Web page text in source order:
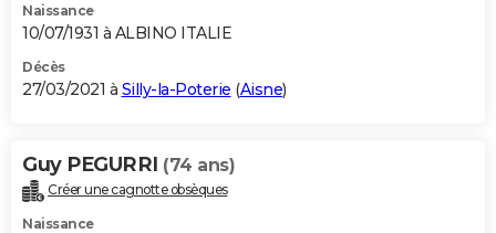
Naissance
10/07/1931 à ALBINO ITALIE
Décès
27/03/2021 à Silly-la-Poterie (Aisne)
Guy PEGURRI (74 ans)
Créer une cagnotte obsèques
Naissance